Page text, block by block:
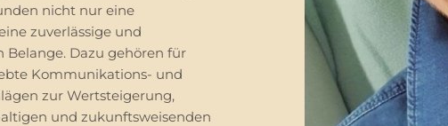
nicht nur eine
zuverlässige und
Dazu gehören für
Kommunikations- und
zur Wertsteigerung,
und zukunftsweisenden